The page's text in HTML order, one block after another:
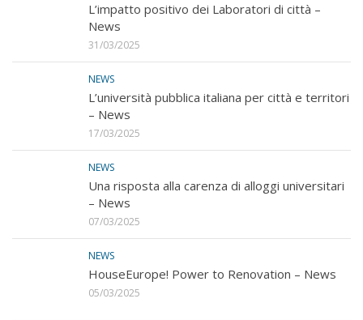
L’impatto positivo dei Laboratori di città –
News
31/03/2025
NEWS
L’università pubblica italiana per città e territori
– News
17/03/2025
NEWS
Una risposta alla carenza di alloggi universitari
– News
07/03/2025
NEWS
HouseEurope! Power to Renovation – News
05/03/2025